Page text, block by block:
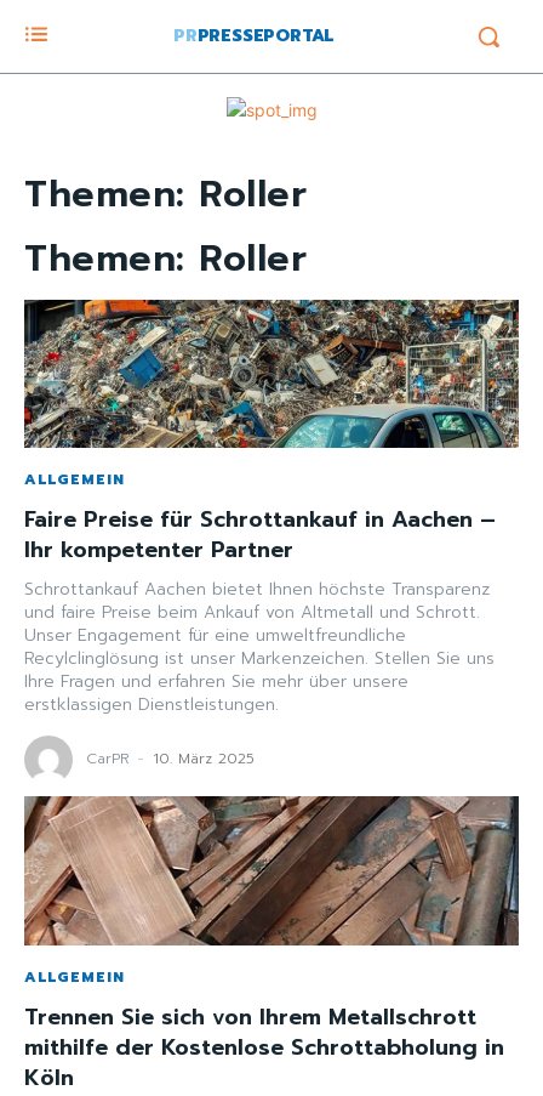
PRPRESSEPORTAL
Themen: Roller
Themen: Roller
ALLGEMEIN
Faire Preise für Schrottankauf in Aachen –
Ihr kompetenter Partner
Schrottankauf Aachen bietet Ihnen höchste Transparenz
und faire Preise beim Ankauf von Altmetall und Schrott.
Unser Engagement für eine umweltfreundliche
Recylclinglösung ist unser Markenzeichen. Stellen Sie uns
Ihre Fragen und erfahren Sie mehr über unsere
erstklassigen Dienstleistungen.
CarPR - 10. März 2025
ALLGEMEIN
Trennen Sie sich von Ihrem Metallschrott
mithilfe der Kostenlose Schrottabholung in
Köln